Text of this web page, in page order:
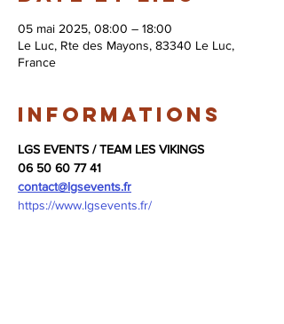
05 mai 2025, 08:00 – 18:00
Le Luc, Rte des Mayons, 83340 Le Luc,
France
Informations
LGS EVENTS / TEAM LES VIKINGS
06 50 60 77 41
contact@lgsevents.fr
https://www.lgsevents.fr/